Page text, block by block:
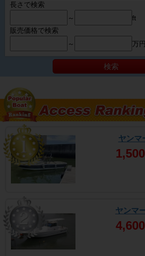
長さで検索
～
ft
販売価格で検索
～
万円
検索
ヤンマ
ヤンマ